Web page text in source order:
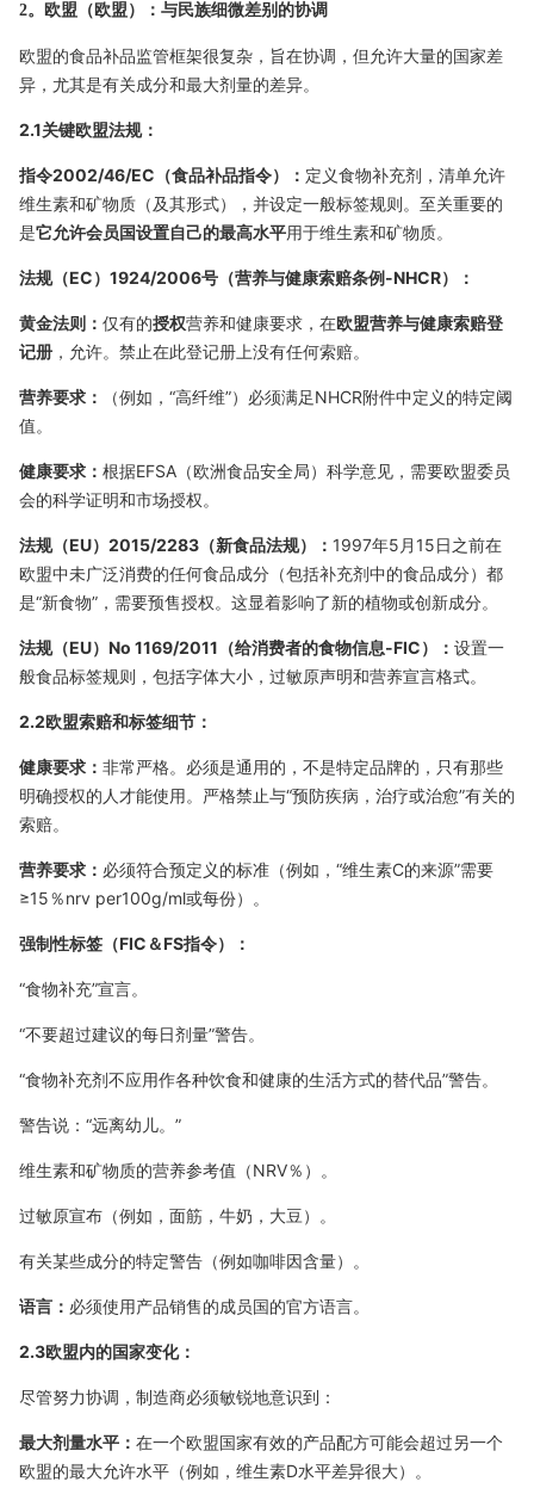
2。欧盟（欧盟）：与民族细微差别的协调
欧盟的食品补品监管框架很复杂，旨在协调，但允许大量的国家差
异，尤其是有关成分和最大剂量的差异。
2.1关键欧盟法规：
指令2002/46/EC（食品补品指令）： 定义食物补充剂，清单允许
维生素和矿物质（及其形式），并设定一般标签规则。至关重要的
是它允许会员国设置自己的最高水平用于维生素和矿物质。
法规（EC）1924/2006号（营养与健康索赔条例-NHCR）：
黄金法则： 仅有的授权营养和健康要求，在欧盟营养与健康索赔登
记册 ，允许。禁止在此登记册上没有任何索赔。
营养要求：
（例如，“高纤维”）必须满足NHCR附件中定义的特定阈
值。
健康要求： 根据EFSA（欧洲食品安全局）科学意见，需要欧盟委员
会的科学证明和市场授权。
法规（EU）2015/2283（新食品法规）： 1997年5月15日之前在
欧盟中未广泛消费的任何食品成分（包括补充剂中的食品成分）都
是“新食物”，需要预售授权。这显着影响了新的植物或创新成分。
法规（EU）No 1169/2011（给消费者的食物信息-FIC）： 设置一
般食品标签规则，包括字体大小，过敏原声明和营养宣言格式。
2.2欧盟索赔和标签细节：
健康要求： 非常严格。必须是通用的，不是特定品牌的，只有那些
明确授权的人才能使用。严格禁止与“预防疾病，治疗或治愈”有关的
索赔。
营养要求： 必须符合预定义的标准（例如，“维生素C的来源”需要
≥15％nrv per100g/ml或每份）。
强制性标签（FIC＆FS指令）：
“食物补充”宣言。
“不要超过建议的每日剂量”警告。
“食物补充剂不应用作各种饮食和健康的生活方式的替代品”警告。
警告说：“远离幼儿。”
维生素和矿物质的营养参考值（NRV％）。
过敏原宣布（例如，面筋，牛奶，大豆）。
有关某些成分的特定警告（例如咖啡因含量）。
语言： 必须使用产品销售的成员国的官方语言。
2.3欧盟内的国家变化：
尽管努力协调，制造商必须敏锐地意识到：
最大剂量水平： 在一个欧盟国家有效的产品配方可能会超过另一个
欧盟的最大允许水平（例如，维生素D水平差异很大）。